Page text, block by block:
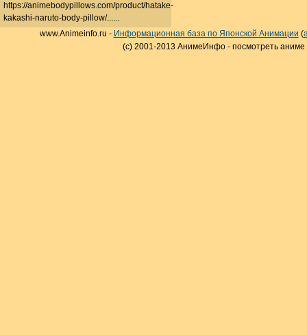
https://animebodypillows.com/product/hatake-
kakashi-naruto-body-pillow/......
www.Animeinfo.ru - Информационная база по Японской Анимации (
(c) 2001-2013 АнимеИнфо - посмотреть аниме